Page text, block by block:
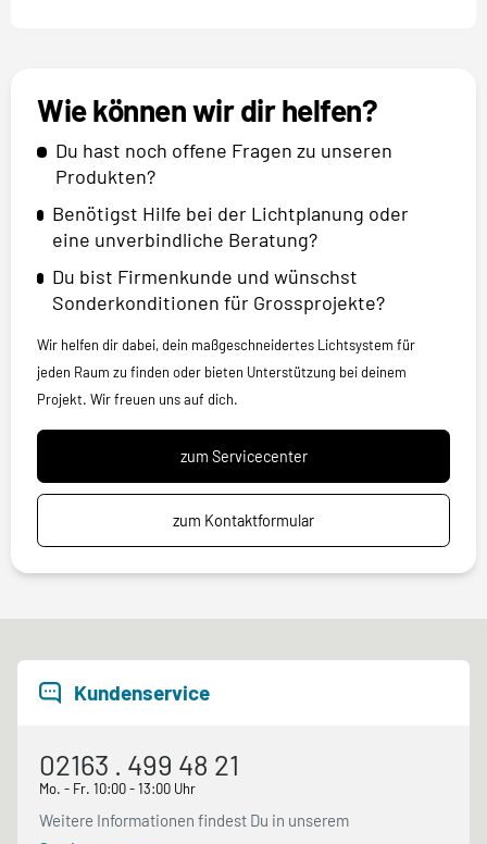
Wie können wir dir helfen?
Du hast noch offene Fragen zu unseren
Produkten?
Benötigst Hilfe bei der Lichtplanung oder
eine unverbindliche Beratung?
Du bist Firmenkunde und wünschst
Sonderkonditionen für Grossprojekte?
Wir helfen dir dabei, dein maßgeschneidertes Lichtsystem für
jeden Raum zu finden oder bieten Unterstützung bei deinem
Projekt. Wir freuen uns auf dich.
zum Servicecenter
zum Kontaktformular
Kundenservice
02163 . 499 48 21
Mo. - Fr. 10:00 - 13:00 Uhr
Weitere Informationen findest Du in unserem